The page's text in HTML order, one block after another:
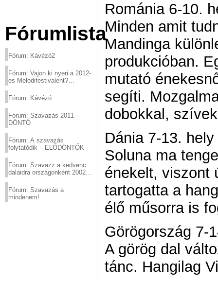
Fórumlista
Fórum: Kávézó2
Fórum: Vajon ki nyeri a 2012-
es Melodifestivalent?
Fórum: Kávézó
Fórum: Szavazás 2011 –
DÖNTŐ
Fórum: A szavazás
folytatódik – ELŐDÖNTŐK
Fórum: Szavazz a kedvenc
dalaidra országonként 2002
Fórum: Szavazás a
mindenem!
Románia 6-10.
Minden amit
Mandinga
produkcióban.
mutató
segíti.
dobokkal,
Dánia 7-13. hely
Soluna ma
énekelt, viszont
tartogatta a
élő műsorra is
Görögország 7-
A görög dal
tánc. Hangilag